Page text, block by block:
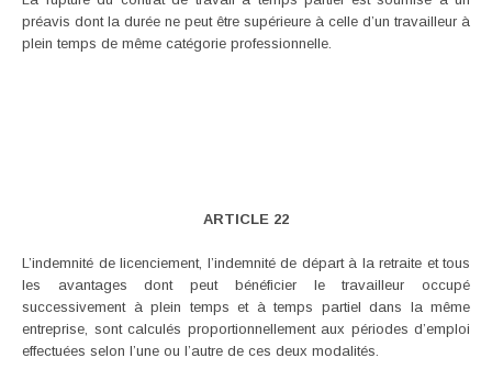
préavis dont la durée ne peut être supérieure à celle d’un travailleur à
plein temps de même catégorie professionnelle.
ARTICLE 22
L’indemnité de licenciement, l’indemnité de départ à la retraite et tous
les avantages dont peut bénéficier le travailleur occupé
successivement à plein temps et à temps partiel dans la même
entreprise, sont calculés proportionnellement aux périodes d’emploi
effectuées selon l’une ou l’autre de ces deux modalités.